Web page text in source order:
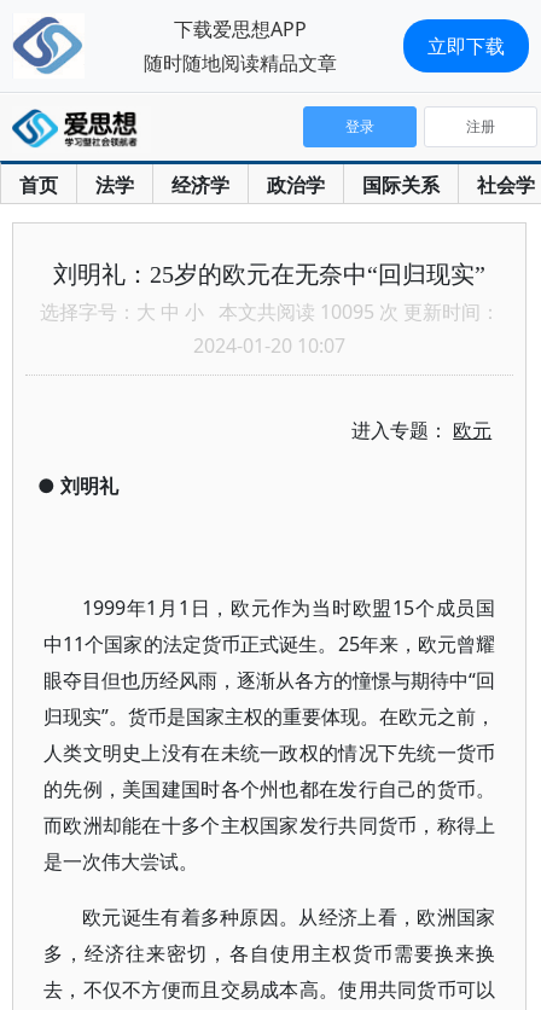
首页 法学 经济学 政治学 国际关系 社会学
登录 注册
刘明礼：25岁的欧元在无奈中“回归现实”
选择字号： 大 中 小 本文共阅读 10095 次 更新时间：
2024-01-20 10:07
进入专题： 欧元
● 刘明礼
1999年1月1日，欧元作为当时欧盟15个成员国
中11个国家的法定货币正式诞生。25年来，欧元曾耀
眼夺目但也历经风雨，逐渐从各方的憧憬与期待中“回
归现实”。货币是国家主权的重要体现。在欧元之前，
人类文明史上没有在未统一政权的情况下先统一货币
的先例，美国建国时各个州也都在发行自己的货币。
而欧洲却能在十多个主权国家发行共同货币，称得上
是一次伟大尝试。
欧元诞生有着多种原因。从经济上看，欧洲国家
多，经济往来密切，各自使用主权货币需要换来换
去，不仅不方便而且交易成本高。使用共同货币可以
下载爱思想APP
随时随地阅读精品文章
立即下载